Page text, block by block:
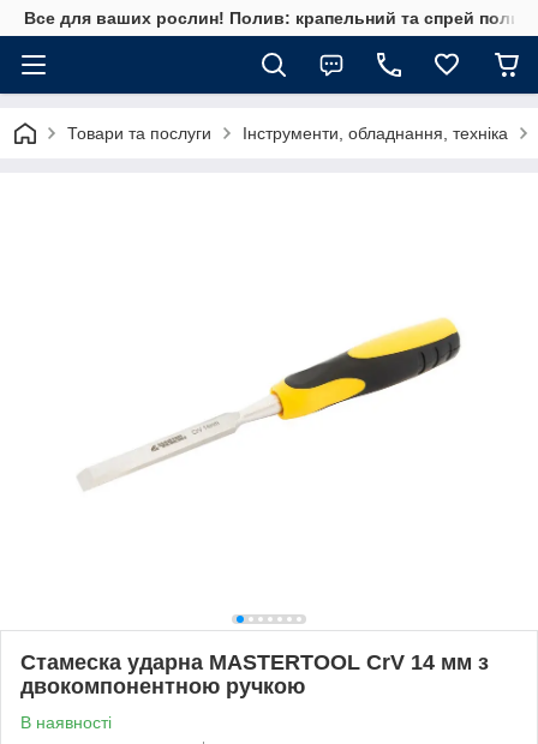
Все для ваших рослин! Полив: крапельний та спрей полив,
Товари та послуги Інструменти, обладнання, техніка
Стамеска ударна MASTERTOOL CrV 14 мм з
двокомпонентною ручкою
В наявності